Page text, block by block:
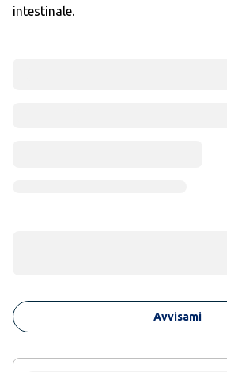
intestinale.
Avvisami